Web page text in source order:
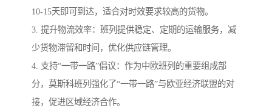
10-15天即可到达，适合对时效要求较高的货物。
3. 提升物流效率：班列提供稳定、定期的运输服务，减
少货物滞留和时间，优化供应链管理。
4. 支持“一带一路”倡议：作为中欧班列的重要组成部
分，莫斯科班列强化了“一带一路”与欧亚经济联盟的对
接，促进区域经济合作。